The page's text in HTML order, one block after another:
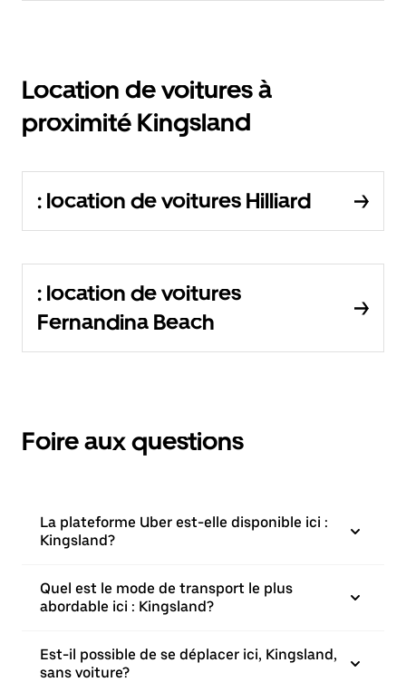
Location de voitures à
proximité Kingsland
: location de voitures Hilliard
: location de voitures
Fernandina Beach
Foire aux questions
La plateforme Uber est-elle disponible ici :
Kingsland?
Quel est le mode de transport le plus
abordable ici : Kingsland?
Est-il possible de se déplacer ici, Kingsland,
sans voiture?